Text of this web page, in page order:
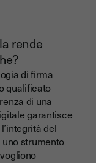
rende
di firma
qualificato
di una
garantisce
del
strumento